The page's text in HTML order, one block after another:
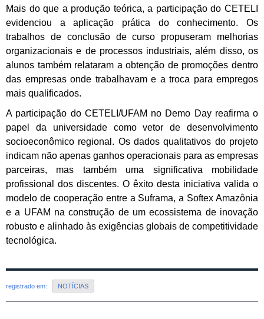
Mais do que a produção teórica, a participação do CETELI
evidenciou a aplicação prática do conhecimento. Os
trabalhos de conclusão de curso propuseram melhorias
organizacionais e de processos industriais, além disso, os
alunos também relataram a obtenção de promoções dentro
das empresas onde trabalhavam e a troca para empregos
mais qualificados.
A participação do CETELI/UFAM no Demo Day reafirma o
papel da universidade como vetor de desenvolvimento
socioeconômico regional. Os dados qualitativos do projeto
indicam não apenas ganhos operacionais para as empresas
parceiras, mas também uma significativa mobilidade
profissional dos discentes. O êxito desta iniciativa valida o
modelo de cooperação entre a Suframa, a Softex Amazônia
e a UFAM na construção de um ecossistema de inovação
robusto e alinhado às exigências globais de competitividade
tecnológica.
registrado em: NOTÍCIAS